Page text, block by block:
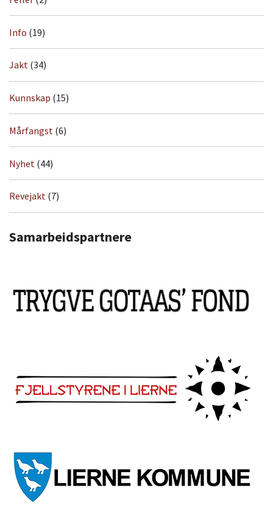
Info (19)
Jakt (34)
Kunnskap (15)
Mårfangst (6)
Nyhet (44)
Revejakt (7)
Samarbeidspartnere